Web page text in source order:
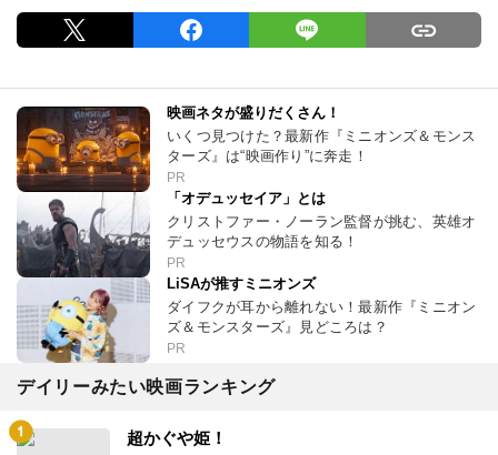
映画ネタが盛りだくさん！
いくつ見つけた？最新作『ミニオンズ＆モンス
ターズ』は“映画作り”に奔走！
PR
「オデュッセイア」とは
クリストファー・ノーラン監督が挑む、英雄オ
デュッセウスの物語を知る！
PR
LiSAが推すミニオンズ
ダイフクが耳から離れない！最新作『ミニオン
ズ＆モンスターズ』見どころは？
PR
デイリーみたい映画ランキング
超かぐや姫！